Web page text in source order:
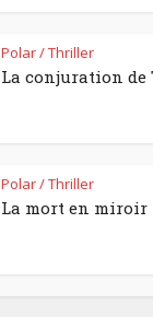
Polar / Thriller
La conjuration de
Polar / Thriller
La mort en miroir